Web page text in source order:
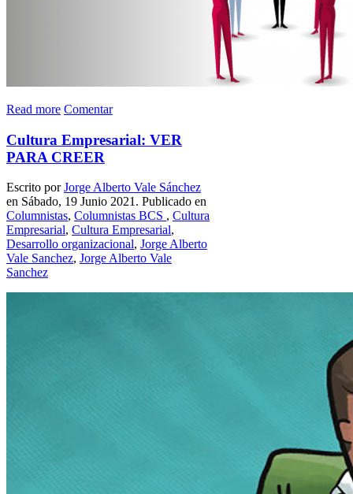
Read more Comentar
Cultura Empresarial: VER
PARA CREER
Escrito porJorge Alberto Vale Sánchez
en Sábado, 19 Junio 2021. Publicado en
Columnistas, Columnistas BCS , Cultura
Empresarial, Cultura Empresarial,
Desarrollo organizacional, Jorge Alberto
Vale Sanchez, Jorge Alberto Vale
Sanchez